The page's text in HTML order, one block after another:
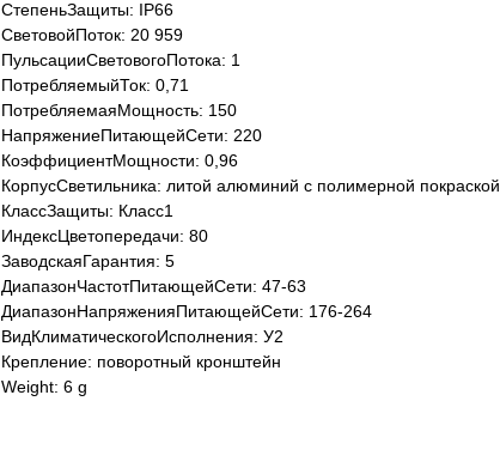
СтепеньЗащиты: IP66
СветовойПоток: 20 959
ПульсацииСветовогоПотока: 1
ПотребляемыйТок: 0,71
ПотребляемаяМощность: 150
НапряжениеПитающейСети: 220
КоэффициентМощности: 0,96
КорпусСветильника: литой алюминий с полимерной покраской
КлассЗащиты: Класс1
ИндексЦветопередачи: 80
ЗаводскаяГарантия: 5
ДиапазонЧастотПитающейСети: 47-63
ДиапазонНапряженияПитающейСети: 176-264
ВидКлиматическогоИсполнения: У2
Крепление: поворотный кронштейн
Weight: 6 g